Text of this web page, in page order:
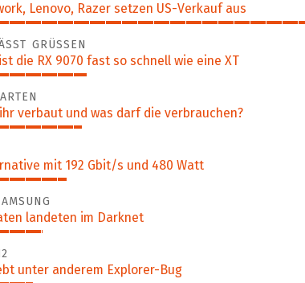
Lenovo, Razer setzen US-Verkauf aus
GRÜSSEN
die RX 9070 fast so schnell wie eine XT
verbaut und was darf die verbrauchen?
mit 192 Gbit/s und 480 Watt
landeten im Darknet
unter anderem Explorer-Bug